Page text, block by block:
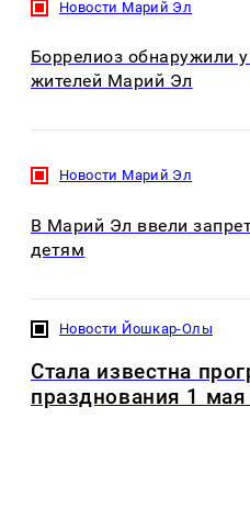
Новости Марий Эл
Боррелиоз обнаружили
жителей Марий Эл
Новости Марий Эл
В Марий Эл ввели
детям
Новости Йошкар-Олы
Стала известна
празднования 1